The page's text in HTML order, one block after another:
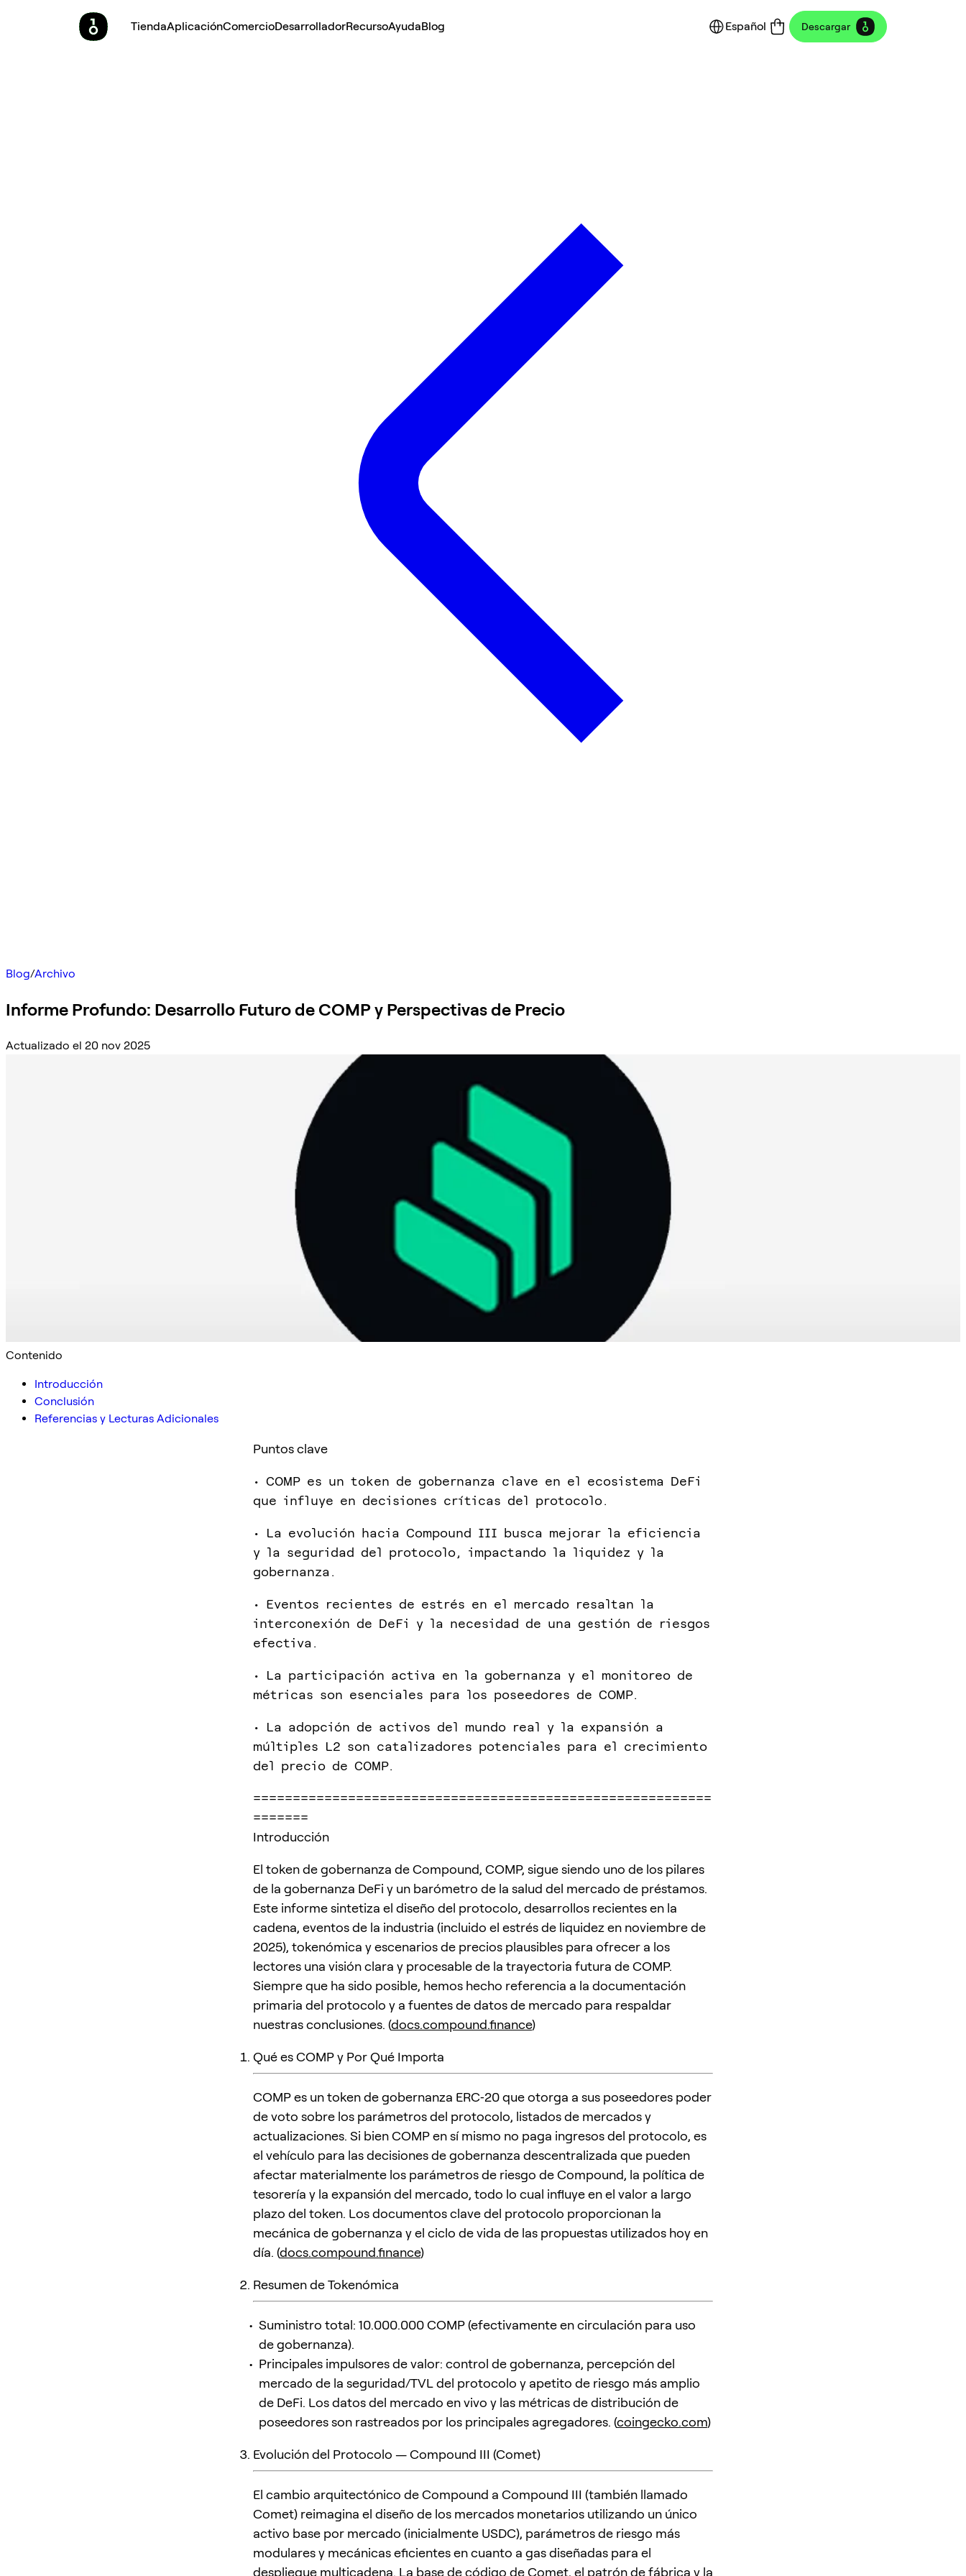
TiendaAplicaciónComercioDesarrolladorRecursoAyudaBlog Español Descargar
Blog/Archivo
Informe Profundo: Desarrollo Futuro de COMP y Perspectivas de Precio
Actualizado el 20 nov 2025
Contenido
Introducción
Conclusión
Referencias y Lecturas Adicionales
Puntos clave
• COMP es un token de gobernanza clave en el ecosistema DeFi
que influye en decisiones críticas del protocolo.
• La evolución hacia Compound III busca mejorar la eficiencia
y la seguridad del protocolo, impactando la liquidez y la
gobernanza.
• Eventos recientes de estrés en el mercado resaltan la
interconexión de DeFi y la necesidad de una gestión de riesgos
efectiva.
• La participación activa en la gobernanza y el monitoreo de
métricas son esenciales para los poseedores de COMP.
• La adopción de activos del mundo real y la expansión a
múltiples L2 son catalizadores potenciales para el crecimiento
del precio de COMP.
==========================================================
=======
Introducción
El token de gobernanza de Compound, COMP, sigue siendo uno de los pilares
de la gobernanza DeFi y un barómetro de la salud del mercado de préstamos.
Este informe sintetiza el diseño del protocolo, desarrollos recientes en la
cadena, eventos de la industria (incluido el estrés de liquidez en noviembre de
2025), tokenómica y escenarios de precios plausibles para ofrecer a los
lectores una visión clara y procesable de la trayectoria futura de COMP.
Siempre que ha sido posible, hemos hecho referencia a la documentación
primaria del protocolo y a fuentes de datos de mercado para respaldar
nuestras conclusiones. (docs.compound.finance)
Qué es COMP y Por Qué Importa
COMP es un token de gobernanza ERC‑20 que otorga a sus poseedores poder
de voto sobre los parámetros del protocolo, listados de mercados y
actualizaciones. Si bien COMP en sí mismo no paga ingresos del protocolo, es
el vehículo para las decisiones de gobernanza descentralizada que pueden
afectar materialmente los parámetros de riesgo de Compound, la política de
tesorería y la expansión del mercado, todo lo cual influye en el valor a largo
plazo del token. Los documentos clave del protocolo proporcionan la
mecánica de gobernanza y el ciclo de vida de las propuestas utilizados hoy en
día. (docs.compound.finance)
Resumen de Tokenómica
Suministro total: 10.000.000 COMP (efectivamente en circulación para uso
de gobernanza).
Principales impulsores de valor: control de gobernanza, percepción del
mercado de la seguridad/TVL del protocolo y apetito de riesgo más amplio
de DeFi. Los datos del mercado en vivo y las métricas de distribución de
poseedores son rastreados por los principales agregadores. (coingecko.com)
Evolución del Protocolo — Compound III (Comet)
El cambio arquitectónico de Compound a Compound III (también llamado
Comet) reimagina el diseño de los mercados monetarios utilizando un único
activo base por mercado (inicialmente USDC), parámetros de riesgo más
modulares y mecánicas eficientes en cuanto a gas diseñadas para el
despliegue multicadena. La base de código de Comet, el patrón de fábrica y la